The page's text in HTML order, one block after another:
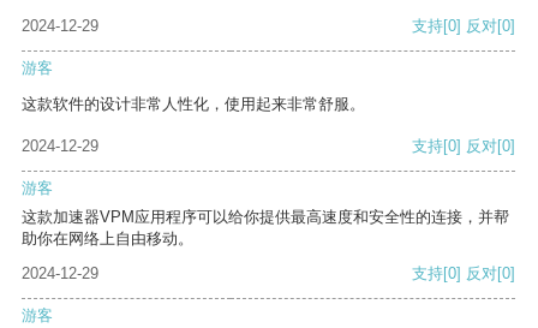
2024-12-29 支持[0] 反对[0]
游客
这款软件的设计非常人性化，使用起来非常舒服。
2024-12-29 支持[0] 反对[0]
游客
这款加速器VPM应用程序可以给你提供最高速度和安全性的连接，并帮
助你在网络上自由移动。
2024-12-29
支持[0] 反对[0]
游客